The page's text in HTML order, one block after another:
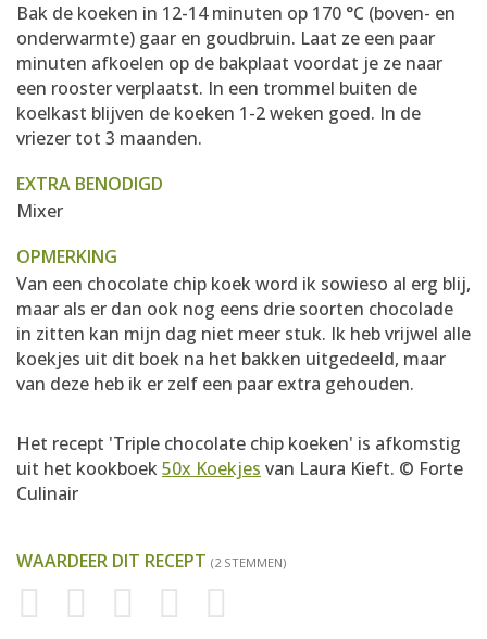
Bak de koeken in 12-14 minuten op 170 °C (boven- en
onderwarmte) gaar en goudbruin. Laat ze een paar
minuten afkoelen op de bakplaat voordat je ze naar
een rooster verplaatst. In een trommel buiten de
koelkast blijven de koeken 1-2 weken goed. In de
vriezer tot 3 maanden.
EXTRA BENODIGD
Mixer
OPMERKING
Van een chocolate chip koek word ik sowieso al erg blij,
maar als er dan ook nog eens drie soorten chocolade
in zitten kan mijn dag niet meer stuk. Ik heb vrijwel alle
koekjes uit dit boek na het bakken uitgedeeld, maar
van deze heb ik er zelf een paar extra gehouden.
Het recept 'Triple chocolate chip koeken' is afkomstig
uit het kookboek50x Koekjes van Laura Kieft. © Forte
Culinair
WAARDEER DIT RECEPT (2 STEMMEN)